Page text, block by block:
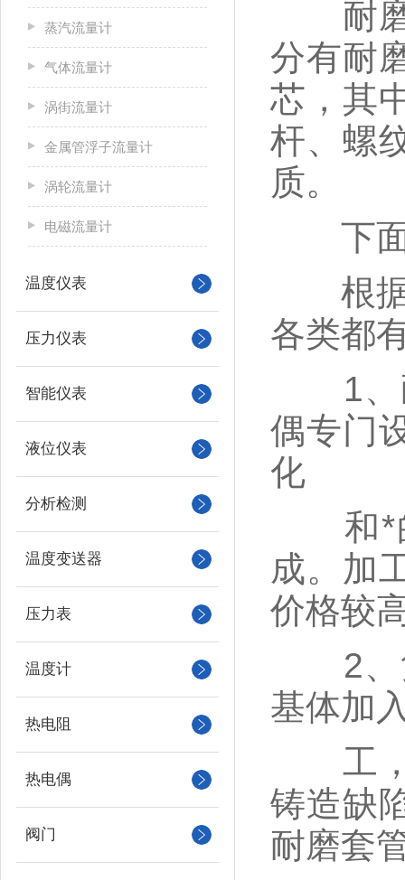
蒸汽流量计
气体流量计
涡街流量计
金属管浮子流量计
涡轮流量计
电磁流量计
温度仪表
压力仪表
智能仪表
液位仪表
分析检测
温度变送器
压力表
温度计
热电阻
热电偶
阀门
耐磨
分有耐
芯，其
杆、螺
质。
下面
根据
各类都
1、耐
偶专门
化
和*的
成。加
价格较
2、复
基体加
工，
铸造缺
耐磨套